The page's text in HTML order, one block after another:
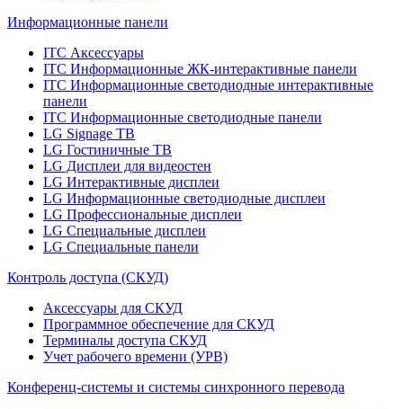
Информационные панели
ITC Аксессуары
ITC Информационные ЖК-интерактивные панели
ITC Информационные светодиодные интерактивные
панели
ITC Информационные светодиодные панели
LG Signage ТВ
LG Гостиничные ТВ
LG Дисплеи для видеостен
LG Интерактивные дисплеи
LG Информационные светодиодные дисплеи
LG Профессиональные дисплеи
LG Специальные дисплеи
LG Специальные панели
Контроль доступа (СКУД)
Аксессуары для СКУД
Программное обеспечение для СКУД
Терминалы доступа СКУД
Учет рабочего времени (УРВ)
Конференц-системы и системы синхронного перевода